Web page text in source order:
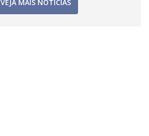
VEJA MAIS NOTÍCIAS